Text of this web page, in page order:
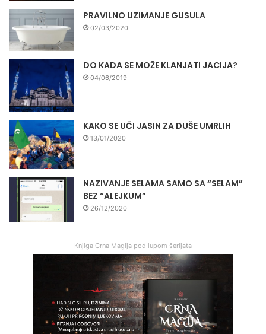
PRAVILNO UZIMANJE GUSULA
02/03/2020
DO KADA SE MOŽE KLANJATI JACIJA?
04/06/2019
KAKO SE UČI JASIN ZA DUŠE UMRLIH
13/01/2020
NAZIVANJE SELAMA SAMO SA “SELAM”
BEZ “ALEJKUM”
26/12/2020
Knjiga Crna Magija pod lupom šerijata